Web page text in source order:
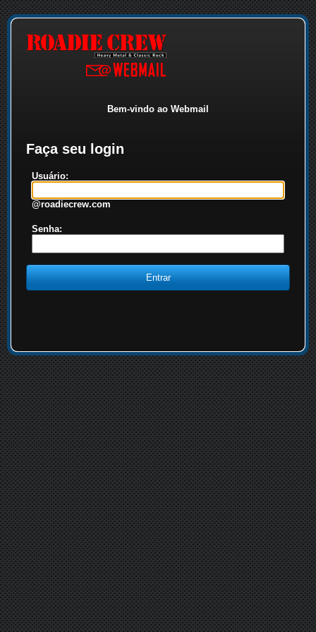
Bem-vindo ao Webmail
Faça seu login
Usuário:
@roadiecrew.com
Senha: